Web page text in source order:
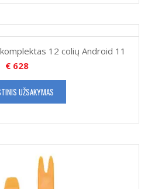
12 colių Android 11
€ 628
UŽSAKYMAS